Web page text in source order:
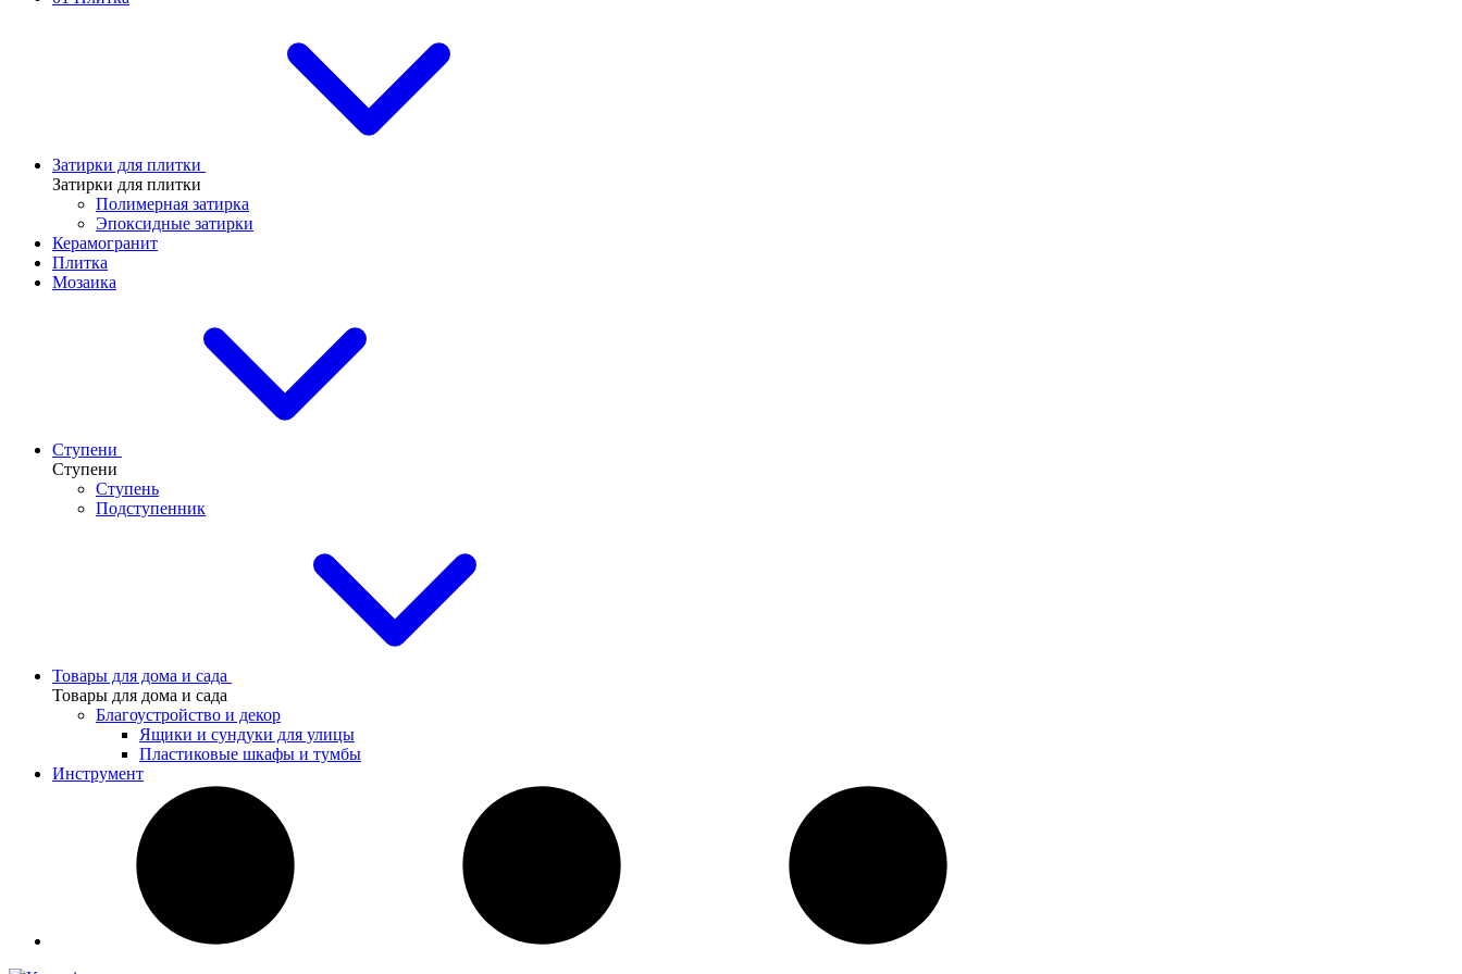
Затирки для плитки
Затирки для плитки
Полимерная затирка
Эпоксидные затирки
Керамогранит
Плитка
Мозаика
Ступени
Ступени
Ступень
Подступенник
Товары для дома и сада
Товары для дома и сада
Благоустройство и декор
Ящики и сундуки для улицы
Пластиковые шкафы и тумбы
Инструмент